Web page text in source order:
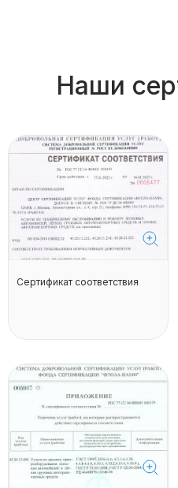
Наши
Сертификат соответствия